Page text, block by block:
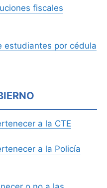
fiscales
estudiantes por cédula
a la CTE
a la Policía